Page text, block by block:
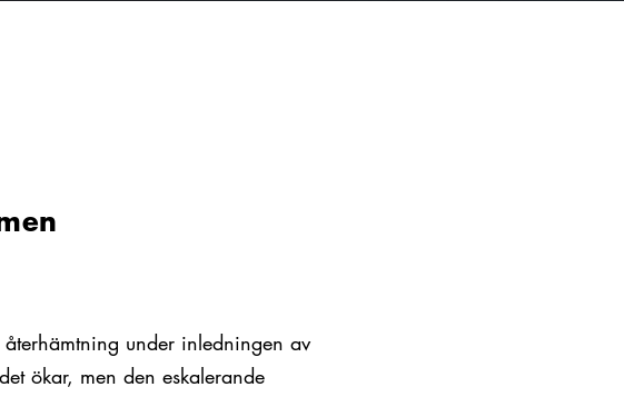
under inledningen av
ökar, men den eskalerande